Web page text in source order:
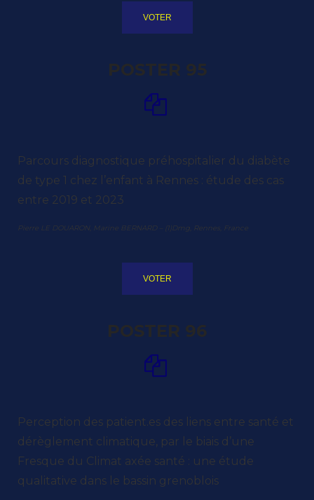
VOTER
POSTER 95
Parcours diagnostique préhospitalier du diabète
de type 1 chez l’enfant à Rennes : étude des cas
entre 2019 et 2023
Pierre LE DOUARON, Marine BERNARD – (1)Dmg, Rennes, France
VOTER
POSTER 96
Perception des patient.es des liens entre santé et
dérèglement climatique, par le biais d’une
Fresque du Climat axée santé : une étude
qualitative dans le bassin grenoblois